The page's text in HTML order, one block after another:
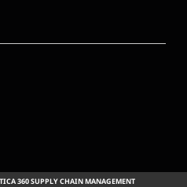
360 SUPPLY CHAIN MANAGEMENT